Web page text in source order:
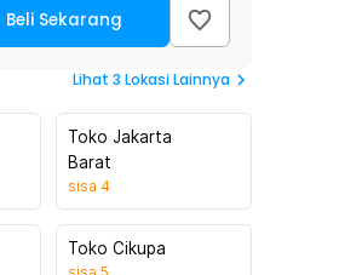
Beli Sekarang
Lihat 3 Lokasi Lainnya
Toko Jakarta
Barat
sisa 4
Toko Cikupa